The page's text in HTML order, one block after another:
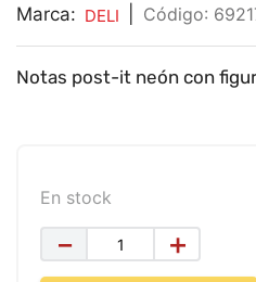
Marca: DELI :
Notas post-it neón con
En stock
＋
－
8.
teclado
impresora